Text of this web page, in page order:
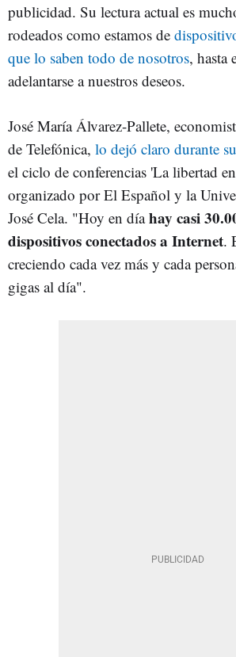
publicidad. Su lectura actual es
rodeados como estamos de
que lo saben todo de nosotros, hasta
adelantarse a nuestros deseos.
José María Álvarez-Pallete,
de Telefónica, lo dejó claro durante
el ciclo de conferencias 'La libertad
organizado por El Español y la
José Cela. "Hoy en díahay casi
dispositivos conectados a Internet.
creciendo cada vez más y cada
gigas al día".